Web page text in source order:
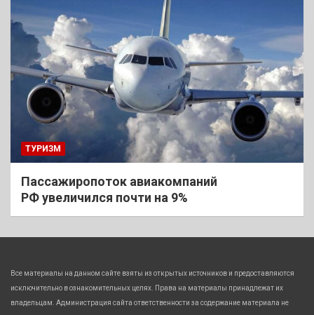
ТУРИЗМ
Пассажиропоток авиакомпаний
РФ увеличился почти на 9%
Все материалы на данном сайте взяты из открытых источников и предоставляются
исключительно в ознакомительных целях. Права на материалы принадлежат их
владельцам. Администрация сайта ответственности за содержание материала не